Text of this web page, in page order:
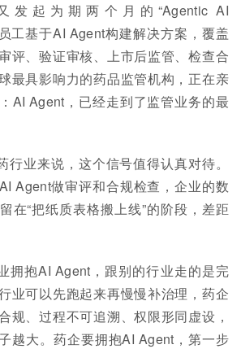
发起为期两个月的“Agentic AI
工基于AI Agent构建解决方案，覆盖
评、验证审核、上市后监管、检查合
最具影响力的药品监管机构，正在亲
AI Agent，已经走到了监管业务的最
业来说，这个信号值得认真对待。
Agent做审评和合规检查，企业的数
在“把纸质表格搬上线”的阶段，差距
抱AI Agent，跟别的行业走的是完
业可以先跑起来再慢慢补治理，药企
规、过程不可追溯、权限形同虚设，
越大。药企要拥抱AI Agent，第一步